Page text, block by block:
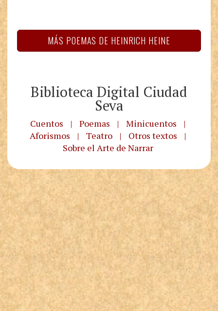
MÁS POEMAS DE HEINRICH HEINE
Biblioteca Digital Ciudad
Seva
Cuentos | Poemas | Minicuentos
|
Aforismos
| Teatro | Otros textos
|
Sobre el Arte de Narrar